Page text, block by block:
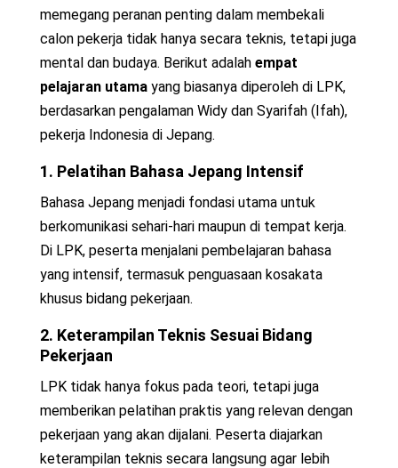
memegang peranan penting dalam membekali
calon pekerja tidak hanya secara teknis, tetapi juga
mental dan budaya. Berikut adalah empat
pelajaran utamayang biasanya diperoleh di LPK,
berdasarkan pengalaman Widy dan Syarifah (Ifah),
pekerja Indonesia di Jepang.
1. Pelatihan Bahasa Jepang Intensif
Bahasa Jepang menjadi fondasi utama untuk
berkomunikasi sehari-hari maupun di tempat kerja.
Di LPK, peserta menjalani pembelajaran bahasa
yang intensif, termasuk penguasaan kosakata
khusus bidang pekerjaan.
2. Keterampilan Teknis Sesuai Bidang
Pekerjaan
LPK tidak hanya fokus pada teori, tetapi juga
memberikan pelatihan praktis yang relevan dengan
pekerjaan yang akan dijalani. Peserta diajarkan
keterampilan teknis secara langsung agar lebih